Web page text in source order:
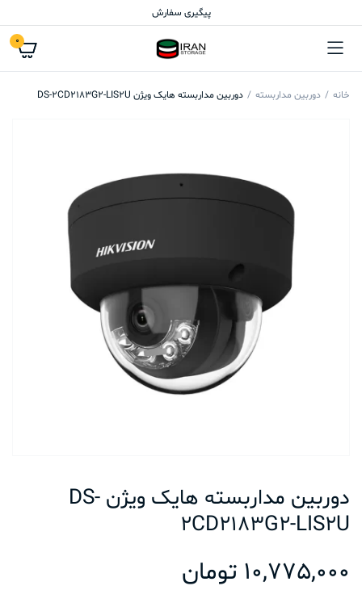
پیگیری سفارش
0
خانه دوربین مداربسته دوربین مداربسته هایک ویژن DS-2CD2183G2-LIS2U
دوربین مداربسته هایک ویژن DS-
2CD2183G2-LIS2U
10,775,000 تومان